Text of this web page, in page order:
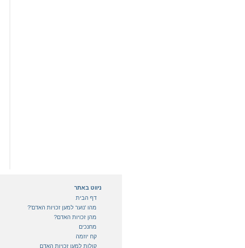
ניווט באתר
דף הבית
מהו 'נוער למען זכויות האדם'?
מהן זכויות האדם?
מחנכים
קח יוזמה
קולות למען זכויות האדם